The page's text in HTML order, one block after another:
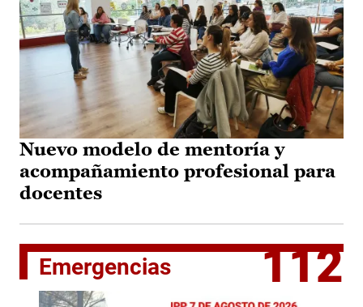
Nuevo modelo de mentoría y
acompañamiento profesional para
docentes
Emergencias 112